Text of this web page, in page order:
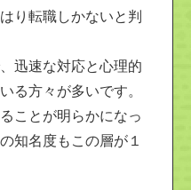
り転職しかないと判
迅速な対応と心理的
る方々が多いです。
ことが明らかになっ
知名度もこの層が１